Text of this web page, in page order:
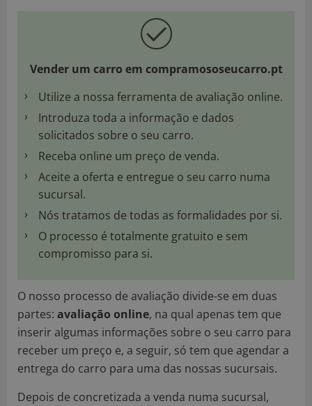
Vender um carro em compramososeucarro.pt
Utilize a nossa ferramenta de avaliação online.
Introduza toda a informação e dados
solicitados sobre o seu carro.
Receba online um preço de venda.
Aceite a oferta e entregue o seu carro numa
sucursal.
Nós tratamos de todas as formalidades por si.
O processo é totalmente gratuito e sem
compromisso para si.
O nosso processo de avaliação divide-se em duas
partes: avaliação online, na qual apenas tem que
inserir algumas informações sobre o seu carro para
receber um preço e, a seguir, só tem que agendar a
entrega do carro para uma das nossas sucursais.
Depois de concretizada a venda numa sucursal,